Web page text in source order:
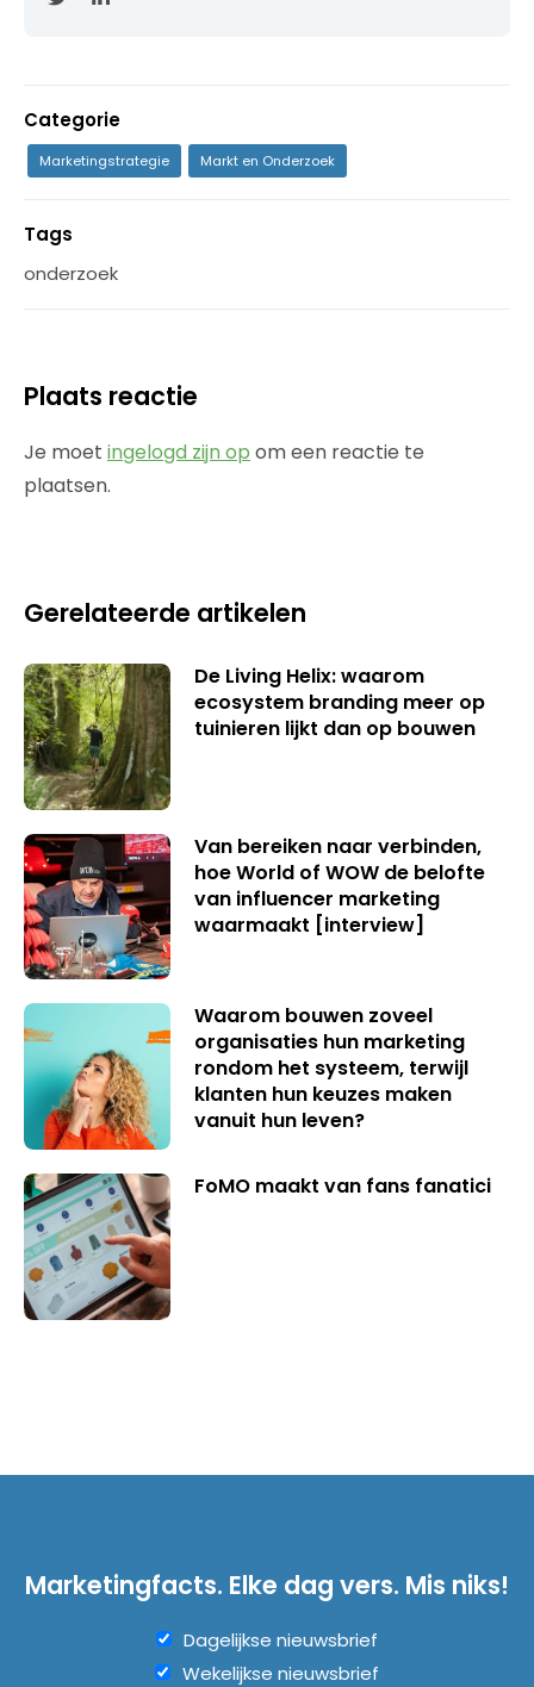
Categorie
Marketingstrategie Markt en Onderzoek
Tags
onderzoek
Plaats reactie
Je moet ingelogd zijn op om een reactie te
plaatsen.
Gerelateerde artikelen
De Living Helix: waarom
ecosystem branding meer op
tuinieren lijkt dan op bouwen
Van bereiken naar verbinden,
hoe World of WOW de belofte
van influencer marketing
waarmaakt [interview]
Waarom bouwen zoveel
organisaties hun marketing
rondom het systeem, terwijl
klanten hun keuzes maken
vanuit hun leven?
FoMO maakt van fans fanatici
Marketingfacts. Elke dag vers. Mis niks!
Dagelijkse nieuwsbrief
Wekelijkse nieuwsbrief